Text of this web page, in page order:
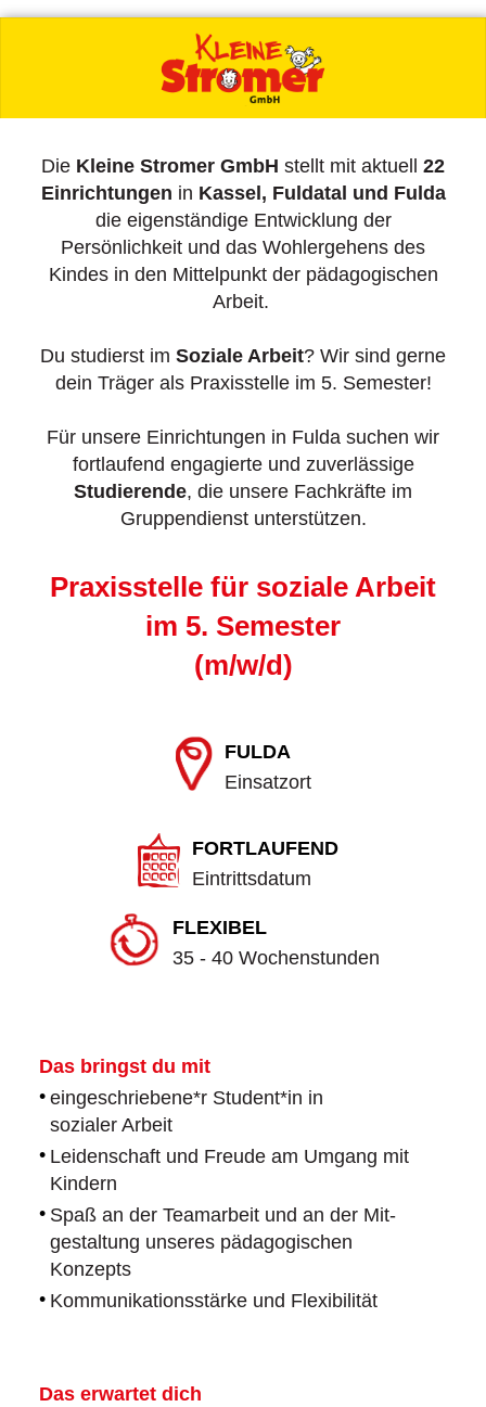
Die Kleine Stromer GmbH stellt mit aktuell
22
Einrichtungen in Kassel, Fuldatal und Fulda
die eigenständige Entwicklung der
Persönlichkeit und das Wohlergehens des
Kindes in den Mittelpunkt der pädagogischen
Arbeit.
Du studierst im Soziale Arbeit? Wir sind gerne
dein Träger als Praxisstelle im 5. Semester!
Für unsere Einrichtungen in Fulda suchen wir
fortlaufend engagierte und zuverlässige
Studierende, die unsere Fachkräfte im
Gruppendienst unterstützen.
Praxisstelle für soziale Arbeit
im 5. Semester
(m/w/d)
FULDA
Einsatzort
FORTLAUFEND
Eintrittsdatum
FLEXIBEL
35 - 40 Wochenstunden
Das bringst du mit
eingeschriebene*r Student*in in
sozialer Arbeit
Leidenschaft und Freude am Umgang mit
Kindern
Spaß an der Teamarbeit und an der Mit-
gestaltung unseres pädagogischen
Konzepts
Kommunikationsstärke und Flexibilität
Das erwartet dich